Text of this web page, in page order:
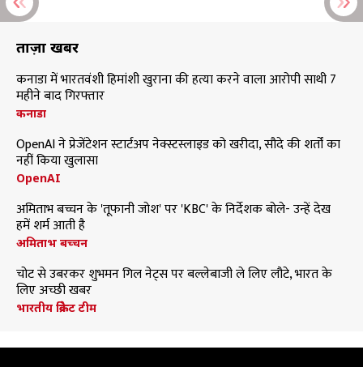
ताज़ा खबरें
कनाडा में भारतवंशी हिमांशी खुराना की हत्या करने वाला आरोपी साथी 7
महीने बाद गिरफ्तार
कनाडा
OpenAI ने प्रेजेंटेशन स्टार्टअप नेक्स्टस्लाइड को खरीदा, सौदे की शर्तों का
नहीं किया खुलासा
OpenAI
अमिताभ बच्चन के 'तूफानी जोश' पर 'KBC' के निर्देशक बोले- उन्हें देख
हमें शर्म आती है
अमिताभ बच्चन
चोट से उबरकर शुभमन गिल नेट्स पर बल्लेबाजी ले लिए लौटे, भारत के
लिए अच्छी खबर
भारतीय क्रिकेट टीम